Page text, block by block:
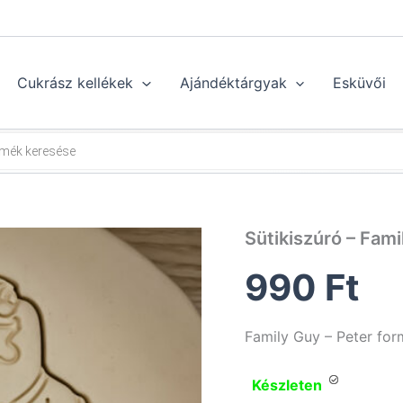
Cukrász kellékek Ajándéktárgyak Esküvői
Sütikiszúró –
990 Ft
Family Guy – Peter
Készleten